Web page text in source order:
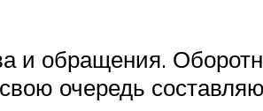
и обращения.
очередь